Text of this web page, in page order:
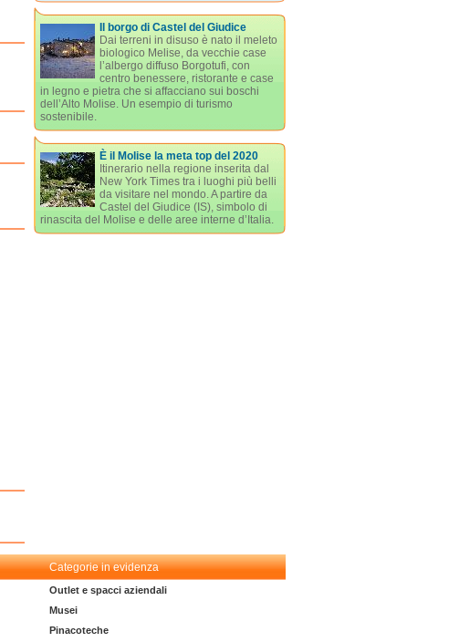
Il borgo di Castel del Giudice
Dai terreni in disuso è nato il meleto
biologico Melise, da vecchie case
l’albergo diffuso Borgotufi, con
centro benessere, ristorante e case
in legno e pietra che si affacciano sui boschi
dell’Alto Molise. Un esempio di turismo
sostenibile.
È il Molise la meta top del 2020
Itinerario nella regione inserita dal
New York Times tra i luoghi più belli
da visitare nel mondo. A partire da
Castel del Giudice (IS), simbolo di
rinascita del Molise e delle aree interne d’Italia.
Categorie in evidenza
Outlet e spacci aziendali
Musei
Pinacoteche